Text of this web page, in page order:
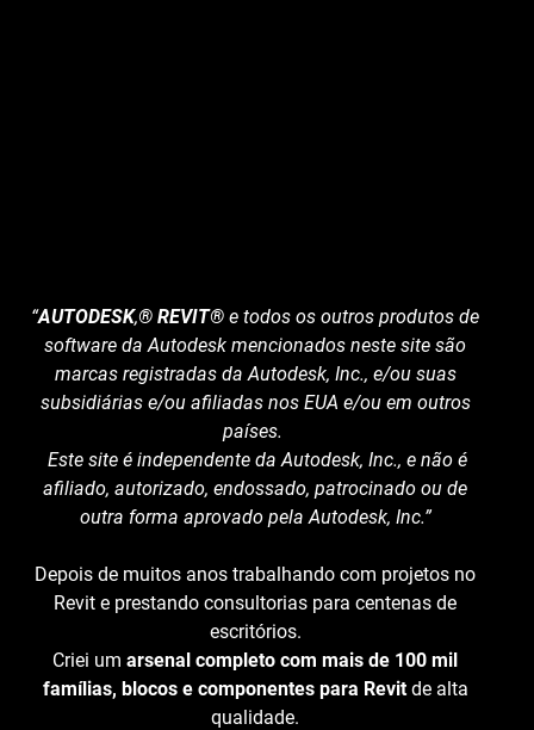
“AUTODESK,® REVIT® e todos os outros produtos de
software da Autodesk mencionados neste site são
marcas registradas da Autodesk, Inc., e/ou suas
subsidiárias e/ou afiliadas nos EUA e/ou em outros
países.
Este site é independente da Autodesk, Inc., e não é
afiliado, autorizado, endossado, patrocinado ou de
outra forma aprovado pela Autodesk, Inc.”
Depois de muitos anos trabalhando com projetos no
Revit e prestando consultorias para centenas de
escritórios.
Criei um arsenal completo com mais de 100 mil
famílias, blocos e componentes para Revitde alta
qualidade.